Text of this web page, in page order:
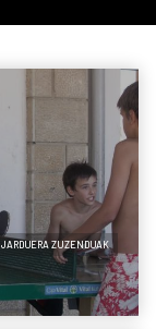
JARDUERA ZUZENDUAK